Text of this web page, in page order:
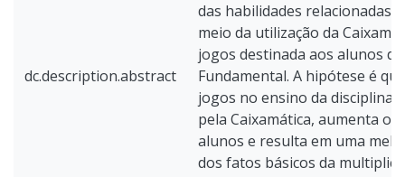
dc.description.abstract
das habilidades relacionadas
meio da utilização da
jogos destinada aos alunos
Fundamental. A hipótese é
jogos no ensino da
pela Caixamática, aumenta o
alunos e resulta em uma
dos fatos básicos da